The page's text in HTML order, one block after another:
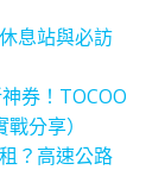
息站與必訪
券！TOCOO
分享）
？高速公路